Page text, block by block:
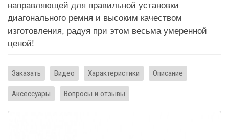
направляющей для правильной установки
диагонального ремня и высоким качеством
изготовления, радуя при этом весьма умеренной
ценой!
Заказать Видео Характеристики Описание
Аксессуары Вопросы и отзывы